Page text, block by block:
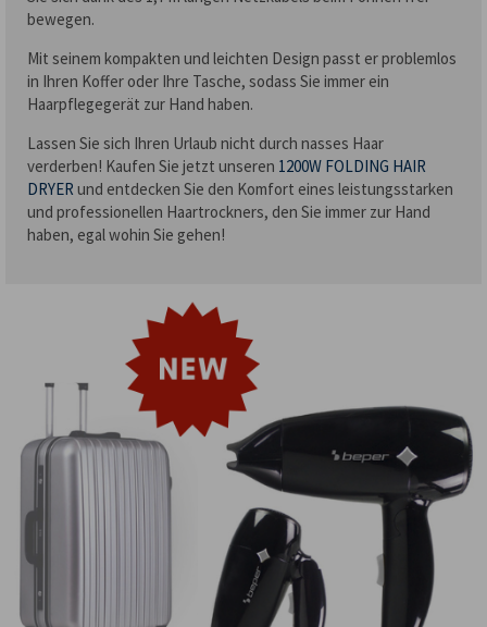
bewegen.
Mit seinem kompakten und leichten Design passt er problemlos
in Ihren Koffer oder Ihre Tasche, sodass Sie immer ein
Haarpflegegerät zur Hand haben.
Lassen Sie sich Ihren Urlaub nicht durch nasses Haar
verderben! Kaufen Sie jetzt unseren 1200W FOLDING HAIR
DRYER und entdecken Sie den Komfort eines leistungsstarken
und professionellen Haartrockners, den Sie immer zur Hand
haben, egal wohin Sie gehen!